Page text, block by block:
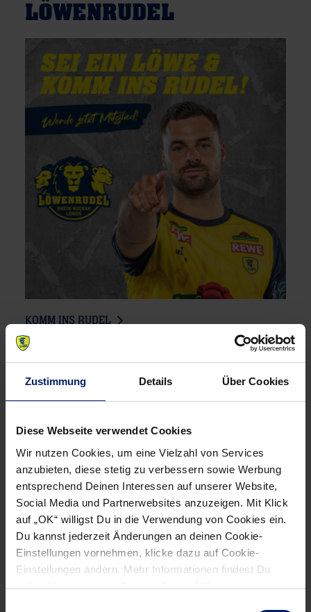
Zustimmung Details Über Cookies
Diese Webseite verwendet Cookies
Wir nutzen Cookies, um eine Vielzahl von Services
anzubieten, diese stetig zu verbessern sowie Werbung
entsprechend Deinen Interessen auf unserer Website,
Social Media und Partnerwebsites anzuzeigen. Mit Klick
auf „OK“ willigst Du in die Verwendung von Cookies ein.
Du kannst jederzeit Änderungen an deinen Cookie-
Einstellungen vornehmen, klicke dazu auf Cookie-
Einstellungen ändern. Mehr Informationen findest Du
außerdem in unsererDatenschutzerklärung.
LÖWENRUDEL
KOMM INS RUDEL
FANSHOP